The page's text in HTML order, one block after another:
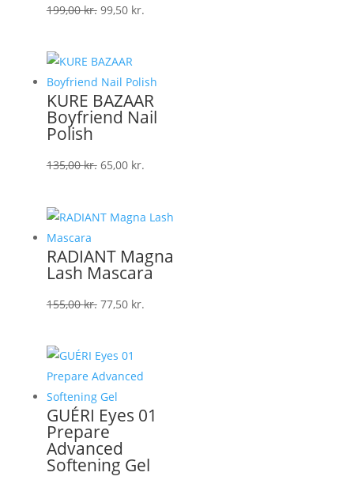
199,00kr. Den
var:
199,00 kr..
99,50 kr.
99,50 kr..
KURE BAZAAR
Boyfriend Nail
Polish
135,00kr. Den
var:
65,00 kr.Den
er:
RADIANT Magna
Lash Mascara
155,00kr. Den
var:
155,00 kr..
77,50 kr.
GUÉRI Eyes 01
Prepare
Advanced
Softening Gel